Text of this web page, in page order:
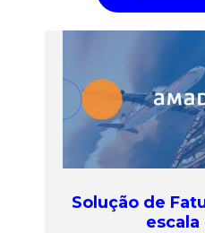
Solução de
escala